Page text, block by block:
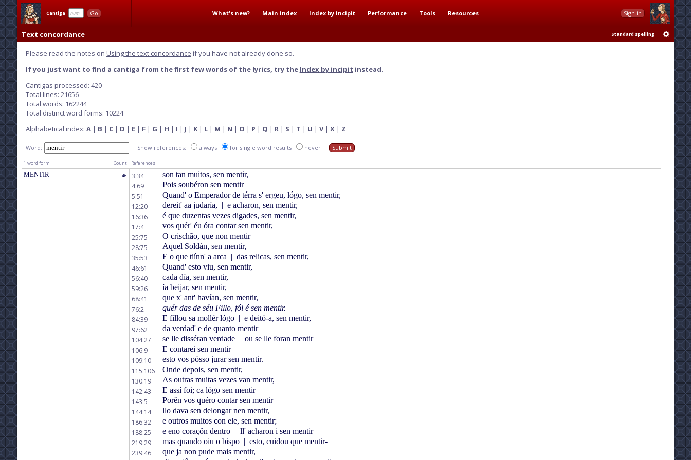
Cantiga Go What's new? Main index Index by incipit Performance Tools Resources Sign in
Text concordance Standard spelling
Please read the notes on Using the text concordance if you have not already done so.
If you just want to find a cantiga from the first few words of the lyrics, try the Index by incipit instead.
Cantigas processed: 420
Total lines: 21656
Total words: 162244
Total distinct word forms: 10224
Alphabetical index: A| B | C| D | E| F| G | H | I | J | K| L| M | N | O | P | Q | R| S | T | U | V| X| Z
Word: Show references: always for single word results never
1 word form Count References
MENTIR 46 3:34
son tan muitos, sen mentir,
4:69
Pois soubéron sen mentir
5:51
Quand' o Emperador de térra s' ergeu, lógo, sen mentir,
12:20
dereit' aa judaría, | e acharon, sen mentir,
16:36
é que duzentas vezes digades, sen mentir,
17:4
vos quér' éu óra contar sen mentir,
25:75
O crischão, que non mentir
28:75
Aquel Soldán, sen mentir,
35:53
E o que tiínn' a arca | das relicas, sen mentir,
46:61
Quand' esto viu, sen mentir,
56:40
cada día, sen mentir,
59:26
ía beijar, sen mentir,
68:41
que x' ant' havían, sen mentir,
76:2
quér das de séu Fillo, fól é sen mentir.
84:39
E fillou sa mollér lógo | e deitó-a, sen mentir,
97:62
da verdad' e de quanto mentir
104:27
se lle disséran verdade | ou se lle foran mentir
106:9
E contarei sen mentir
109:10
esto vos pósso jurar sen mentir.
115:106
Onde depois, sen mentir,
130:19
As outras muitas vezes van mentir,
142:43
E assí foi; ca lógo sen mentir
143:5
Porên vos quéro contar sen mentir
144:14
llo dava sen delongar nen mentir,
186:32
e outros muitos con ele, sen mentir;
188:25
e eno coraçôn dentro | ll' acharon i sen mentir
219:29
mas quando oiu o bispo | esto, cuidou que mentir-
239:46
que ja non pude mais mentir,